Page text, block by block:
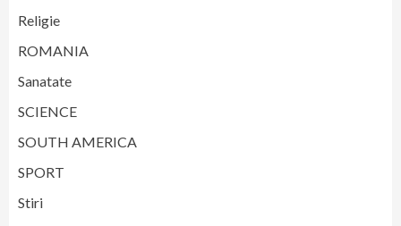
Religie
ROMANIA
Sanatate
SCIENCE
SOUTH AMERICA
SPORT
Stiri